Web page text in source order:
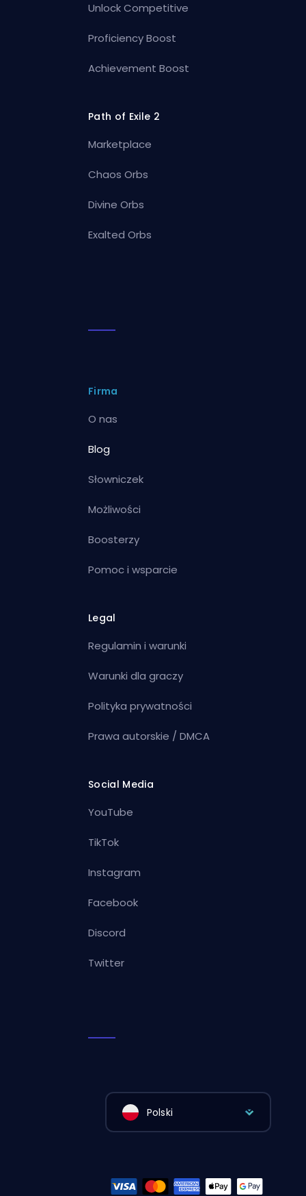
Unlock Competitive
Proficiency Boost
Achievement Boost
Path of Exile 2
Marketplace
Chaos Orbs
Divine Orbs
Exalted Orbs
Firma
O nas
Blog
Słowniczek
Możliwości
Boosterzy
Pomoc i wsparcie
Legal
Regulamin i warunki
Warunki dla graczy
Polityka prywatności
Prawa autorskie / DMCA
Social Media
YouTube
TikTok
Instagram
Facebook
Discord
Twitter
Polski